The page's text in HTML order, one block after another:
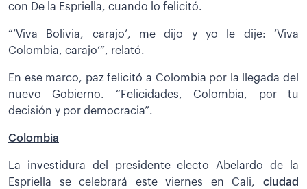
con De la Espriella, cuando lo felicitó.
“’Viva Bolivia, carajo’, me dijo y yo le dije: ‘Viva
Colombia, carajo’”, relató.
En ese marco, paz felicitó a Colombia por la llegada del
nuevo Gobierno. “Felicidades, Colombia, por tu
decisión y por democracia”.
Colombia
La investidura del presidente electo Abelardo de la
Espriella se celebrará este viernes en Cali, ciudad